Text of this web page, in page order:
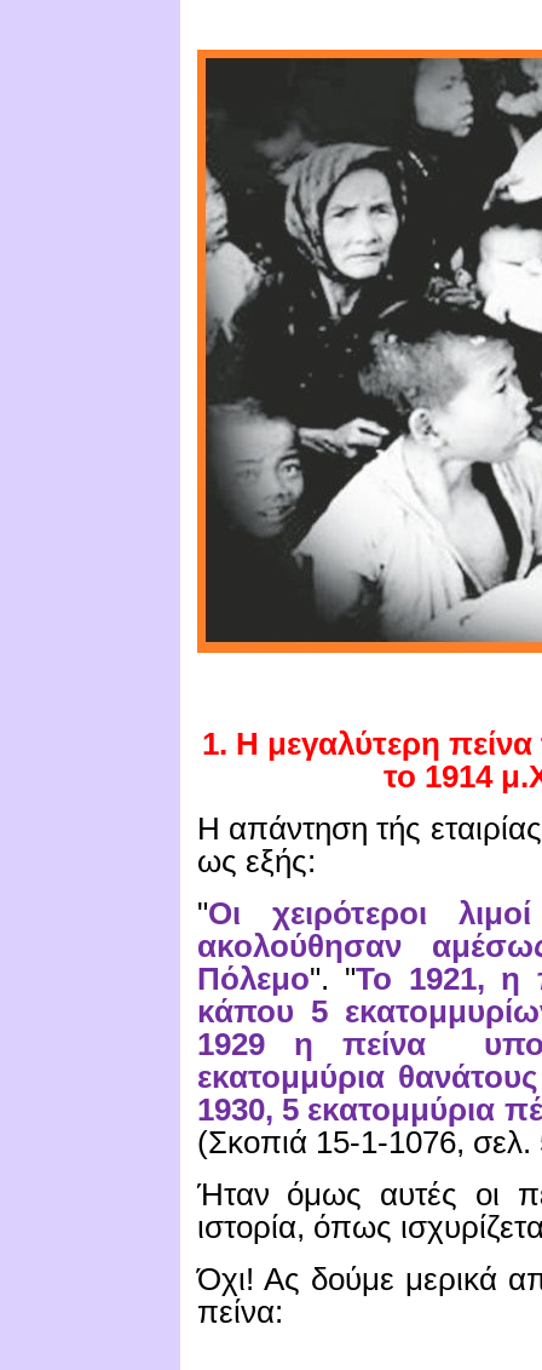
1. Η μεγαλύτερη πείνα
το 1914
Η απάντηση τής
ως εξής:
"Οι χειρότεροι
ακολούθησαν
Πόλεμο". "Το 1921, η
κάπου 5
1929 η πείνα
εκατομμύρια
1930, 5 εκατομμύρια
(Σκοπιά 15-1-1076,
Ήταν όμως αυτές οι
ιστορία, όπως
Όχι! Ας δούμε μερικά
πείνα: